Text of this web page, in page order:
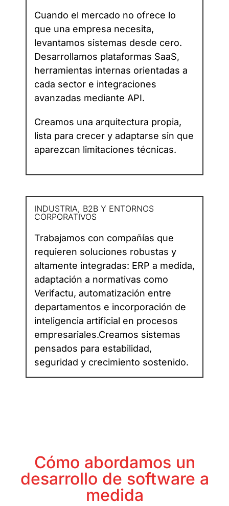
Cuando el mercado no ofrece lo
que una empresa necesita,
levantamos sistemas desde cero.
Desarrollamos plataformas SaaS,
herramientas internas orientadas a
cada sector e integraciones
avanzadas mediante API.
Creamos una arquitectura propia,
lista para crecer y adaptarse sin que
aparezcan limitaciones técnicas.
INDUSTRIA, B2B Y ENTORNOS
CORPORATIVOS
Trabajamos con compañías que
requieren soluciones robustas y
altamente integradas: ERP a medida,
adaptación a normativas como
Verifactu, automatización entre
departamentos e incorporación de
inteligencia artificial en procesos
empresariales.Creamos sistemas
pensados para estabilidad,
seguridad y crecimiento sostenido.
Cómo abordamos un
desarrollo de software a
medida